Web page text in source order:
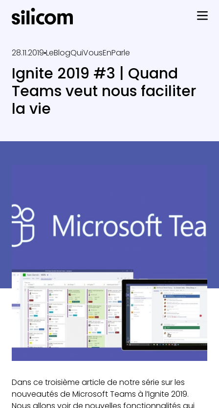
28.11.2019 LeBlogQuiVousEnParle
Ignite 2019 #3 | Quand
Teams veut nous faciliter
la vie
Dans ce troisième article de notre série sur les
nouveautés de Microsoft Teams à l’Ignite 2019.